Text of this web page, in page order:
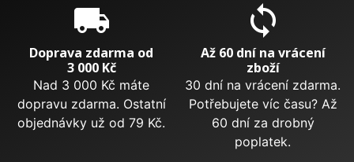
local_shipping
Doprava zdarma od
3 000 Kč
Nad 3 000 Kč máte
dopravu zdarma. Ostatní
objednávky už od 79 Kč.
sync
Až 60 dní na vrácení
zboží
30 dní na vrácení zdarma.
Potřebujete víc času? Až
60 dní za drobný
poplatek.